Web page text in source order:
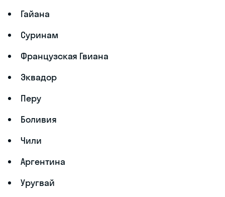
Гайана
Суринам
Французская Гвиана
Эквадор
Перу
Боливия
Чили
Аргентина
Уругвай